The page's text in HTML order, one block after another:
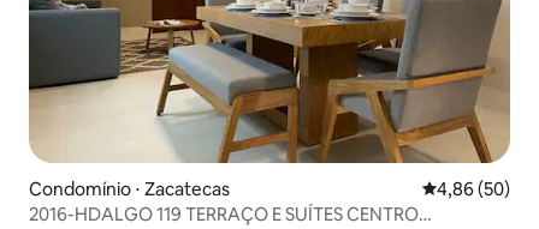
Condomínio ⋅ Zacatecas 4,86 de uma
4,86 (50)
2016-HDALGO 119 TERRAÇO E SUÍTES CENTRO